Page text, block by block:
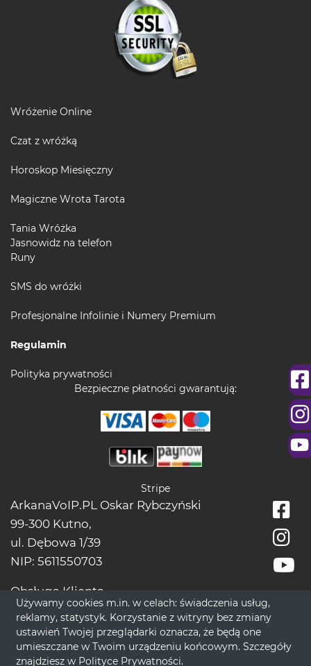
Wróżenie Online
Czat z wróżką
Horoskop Miesięczny
Magiczne Wrota Tarota
Tania Wróżka
Jasnowidz na telefon
Runy
SMS do wróżki
Profesjonalne Infolinie i Numery Premium
Regulamin
Polityka prywatności
Bezpieczne płatności gwarantują:
Stripe
ArkanaVoIP.PL Oskar Rybczyński
99-300 Kutno,
ul. Dębowa 1/39
NIP: 5611550703
Obsługa Klienta
tel.: +48228966666
bok[@]wrozbytarot.online
Używamy cookies m.in. w celach: świadczenia usług,
reklamy, statystyk. Korzystanie z witryny bez zmiany
ustawień Twojej przeglądarki oznacza, że będą one
umieszczane w Twoim urządzeniu końcowym. Szczegóły
znajdziesz w Polityce Prywatności.